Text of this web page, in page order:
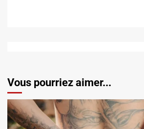
Vous pourriez aimer...